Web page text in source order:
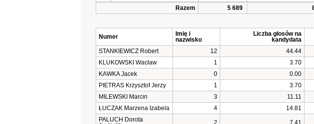
Razem 5 689
Numer
Imię i
nazwisko
Liczba głosów na
kandydata
STANKIEWICZ Robert
12 44.44
KLUKOWSKI Wacław
1 3.70
KAWKA Jacek
0 0.00
PIETRAS Krzysztof Jerzy
1 3.70
MILEWSKI Marcin
3 11.11
ŁUCZAK Marzena Izabela
4 14.81
PALUCH Dorota
2 7.41